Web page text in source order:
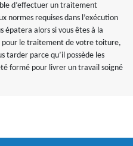
d’effectuer un traitement
normes requises dans l’exécution
épatera alors si vous êtes à la
pour le traitement de votre toiture,
tarder parce qu’il possède les
formé pour livrer un travail soigné